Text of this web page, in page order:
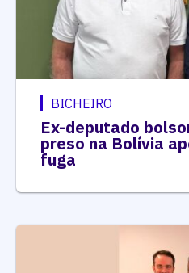
BICHEIRO
Ex-deputado
preso na Bolívia
fuga